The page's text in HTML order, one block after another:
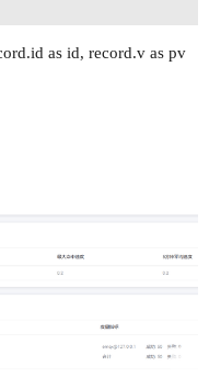
as id, record.v as pv